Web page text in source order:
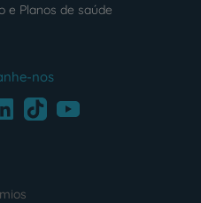
e Planos de saúde
nos
TikTokYoutube